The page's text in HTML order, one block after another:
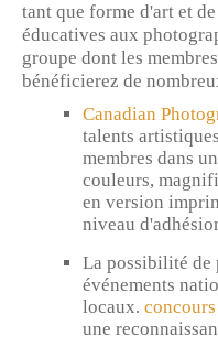
tant que forme d'art et
éducatives aux
groupe dont les
bénéficierez de
Canadian
talents
membres dans
couleurs,
en version
niveau
La possibilité de
événements
locaux. concours
une